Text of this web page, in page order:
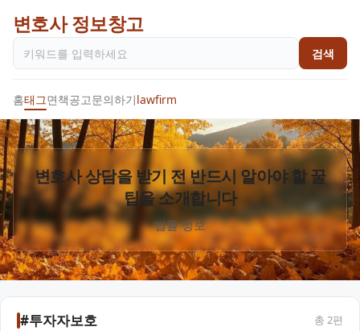
변호사 정보창고
검색
홈태그면책공고문의하기lawfirm
변호사 상담을 받기 전 반드시 알아야 할 꿀
팁을 소개합니다
법률 정보
#투자자보호 총 2편